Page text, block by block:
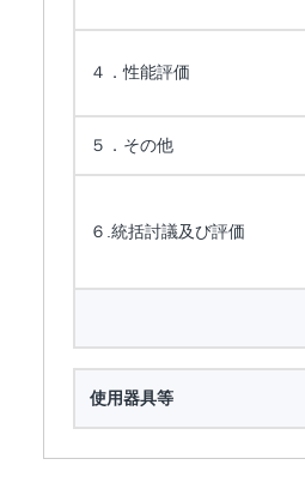
４．性能評価
５．その他
６.統括討議及び評価
使用器具等